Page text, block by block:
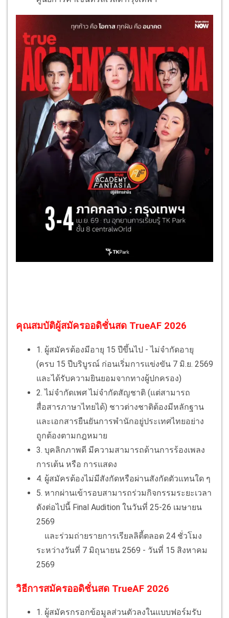
คุณสมบัติผู้สมัครออดิชั่นสด TrueAF 2026
1. ผู้สมัครต้องมีอายุ 15 ปีขึ้นไป - ไม่จำกัดอายุ
(ครบ 15 ปีบริบูรณ์ ก่อนเริ่มการแข่งขัน 7 มิ.ย. 2569
และได้รับความยินยอมจากทางผู้ปกครอง)
2. ไม่จํากัดเพศ ไม่จำกัดสัญชาติ (แต่สามารถ
สื่อสารภาษาไทยได้) ชาวต่างชาติต้องมีหลักฐาน
และเอกสารยืนยันการพำนักอยู่ประเทศไทยอย่าง
ถูกต้องตามกฎหมาย
3. บุคลิกภาพดี มีความสามารถด้านการร้องเพลง
การเต้น หรือ การแสดง
4. ผู้สมัครต้องไม่มีสังกัดหรือผ่านสังกัดตัวแทนใด ๆ
5. หากผ่านเข้ารอบสามารถร่วมกิจกรรมระยะเวลา
ดังต่อไปนี้ Final Audition ในวันที่ 25-26 เมษายน
2569
และร่วมถ่ายรายการเรียลลิตี้ตลอด 24 ชั่วโมง
ระหว่างวันที่ 7 มิถุนายน 2569 - วันที่ 15 สิงหาคม
2569
วิธีการสมัครออดิชั่นสด TrueAF 2026
1. ผู้สมัครกรอกข้อมูลส่วนตัวลงในแบบฟอร์มรับ